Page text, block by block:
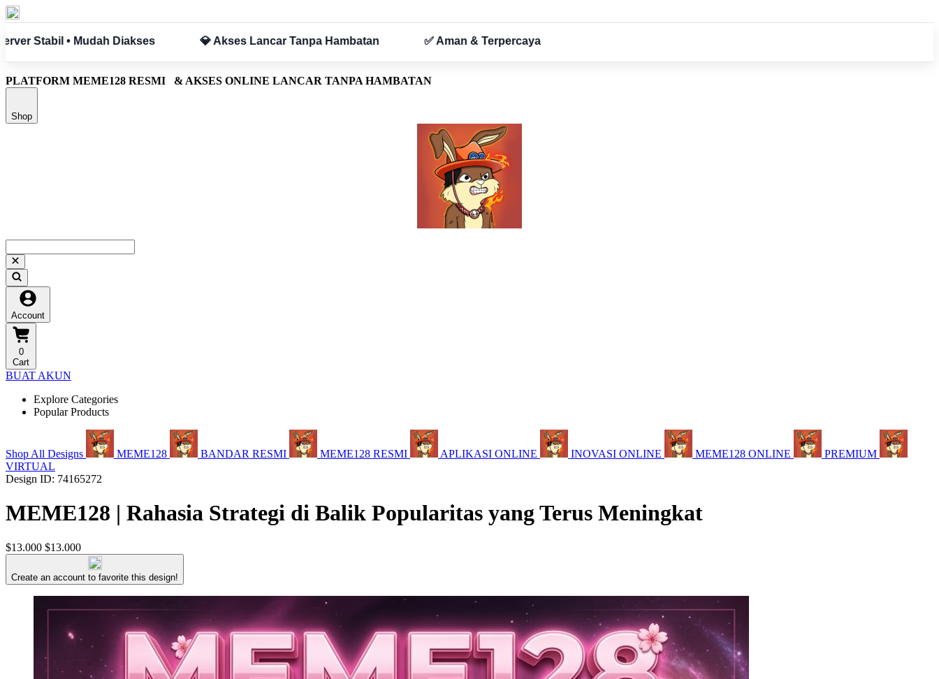
Hambatan ✅ Aman & Terpercaya
PLATFORM MEME128 RESMI & AKSES ONLINE LANCAR TANPA HAMBATAN
Shop
Account
0
Cart
BUAT AKUN
Explore Categories
Popular Products
Shop All Designs MEME128 BANDAR RESMI MEME128 RESMI APLIKASI ONLINE INOVASI ONLINE MEME128 ONLINE
PREMIUM
VIRTUAL
Design ID: 74165272
MEME128 | Rahasia Strategi di Balik Popularitas yang Terus Meningkat
$13.000 $13.000
Create an account to favorite this design!